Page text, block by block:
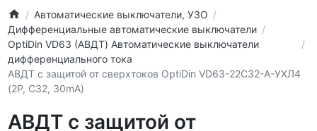
Автоматические выключатели, УЗО
Дифференциальные автоматические выключатели
OptiDin VD63 (АВДТ) Автоматические выключатели
дифференциального тока
АВДТ с защитой от сверхтоков OptiDin VD63-22C32-A-УХЛ4
(2P, C32, 30mA)
АВДТ с защитой от